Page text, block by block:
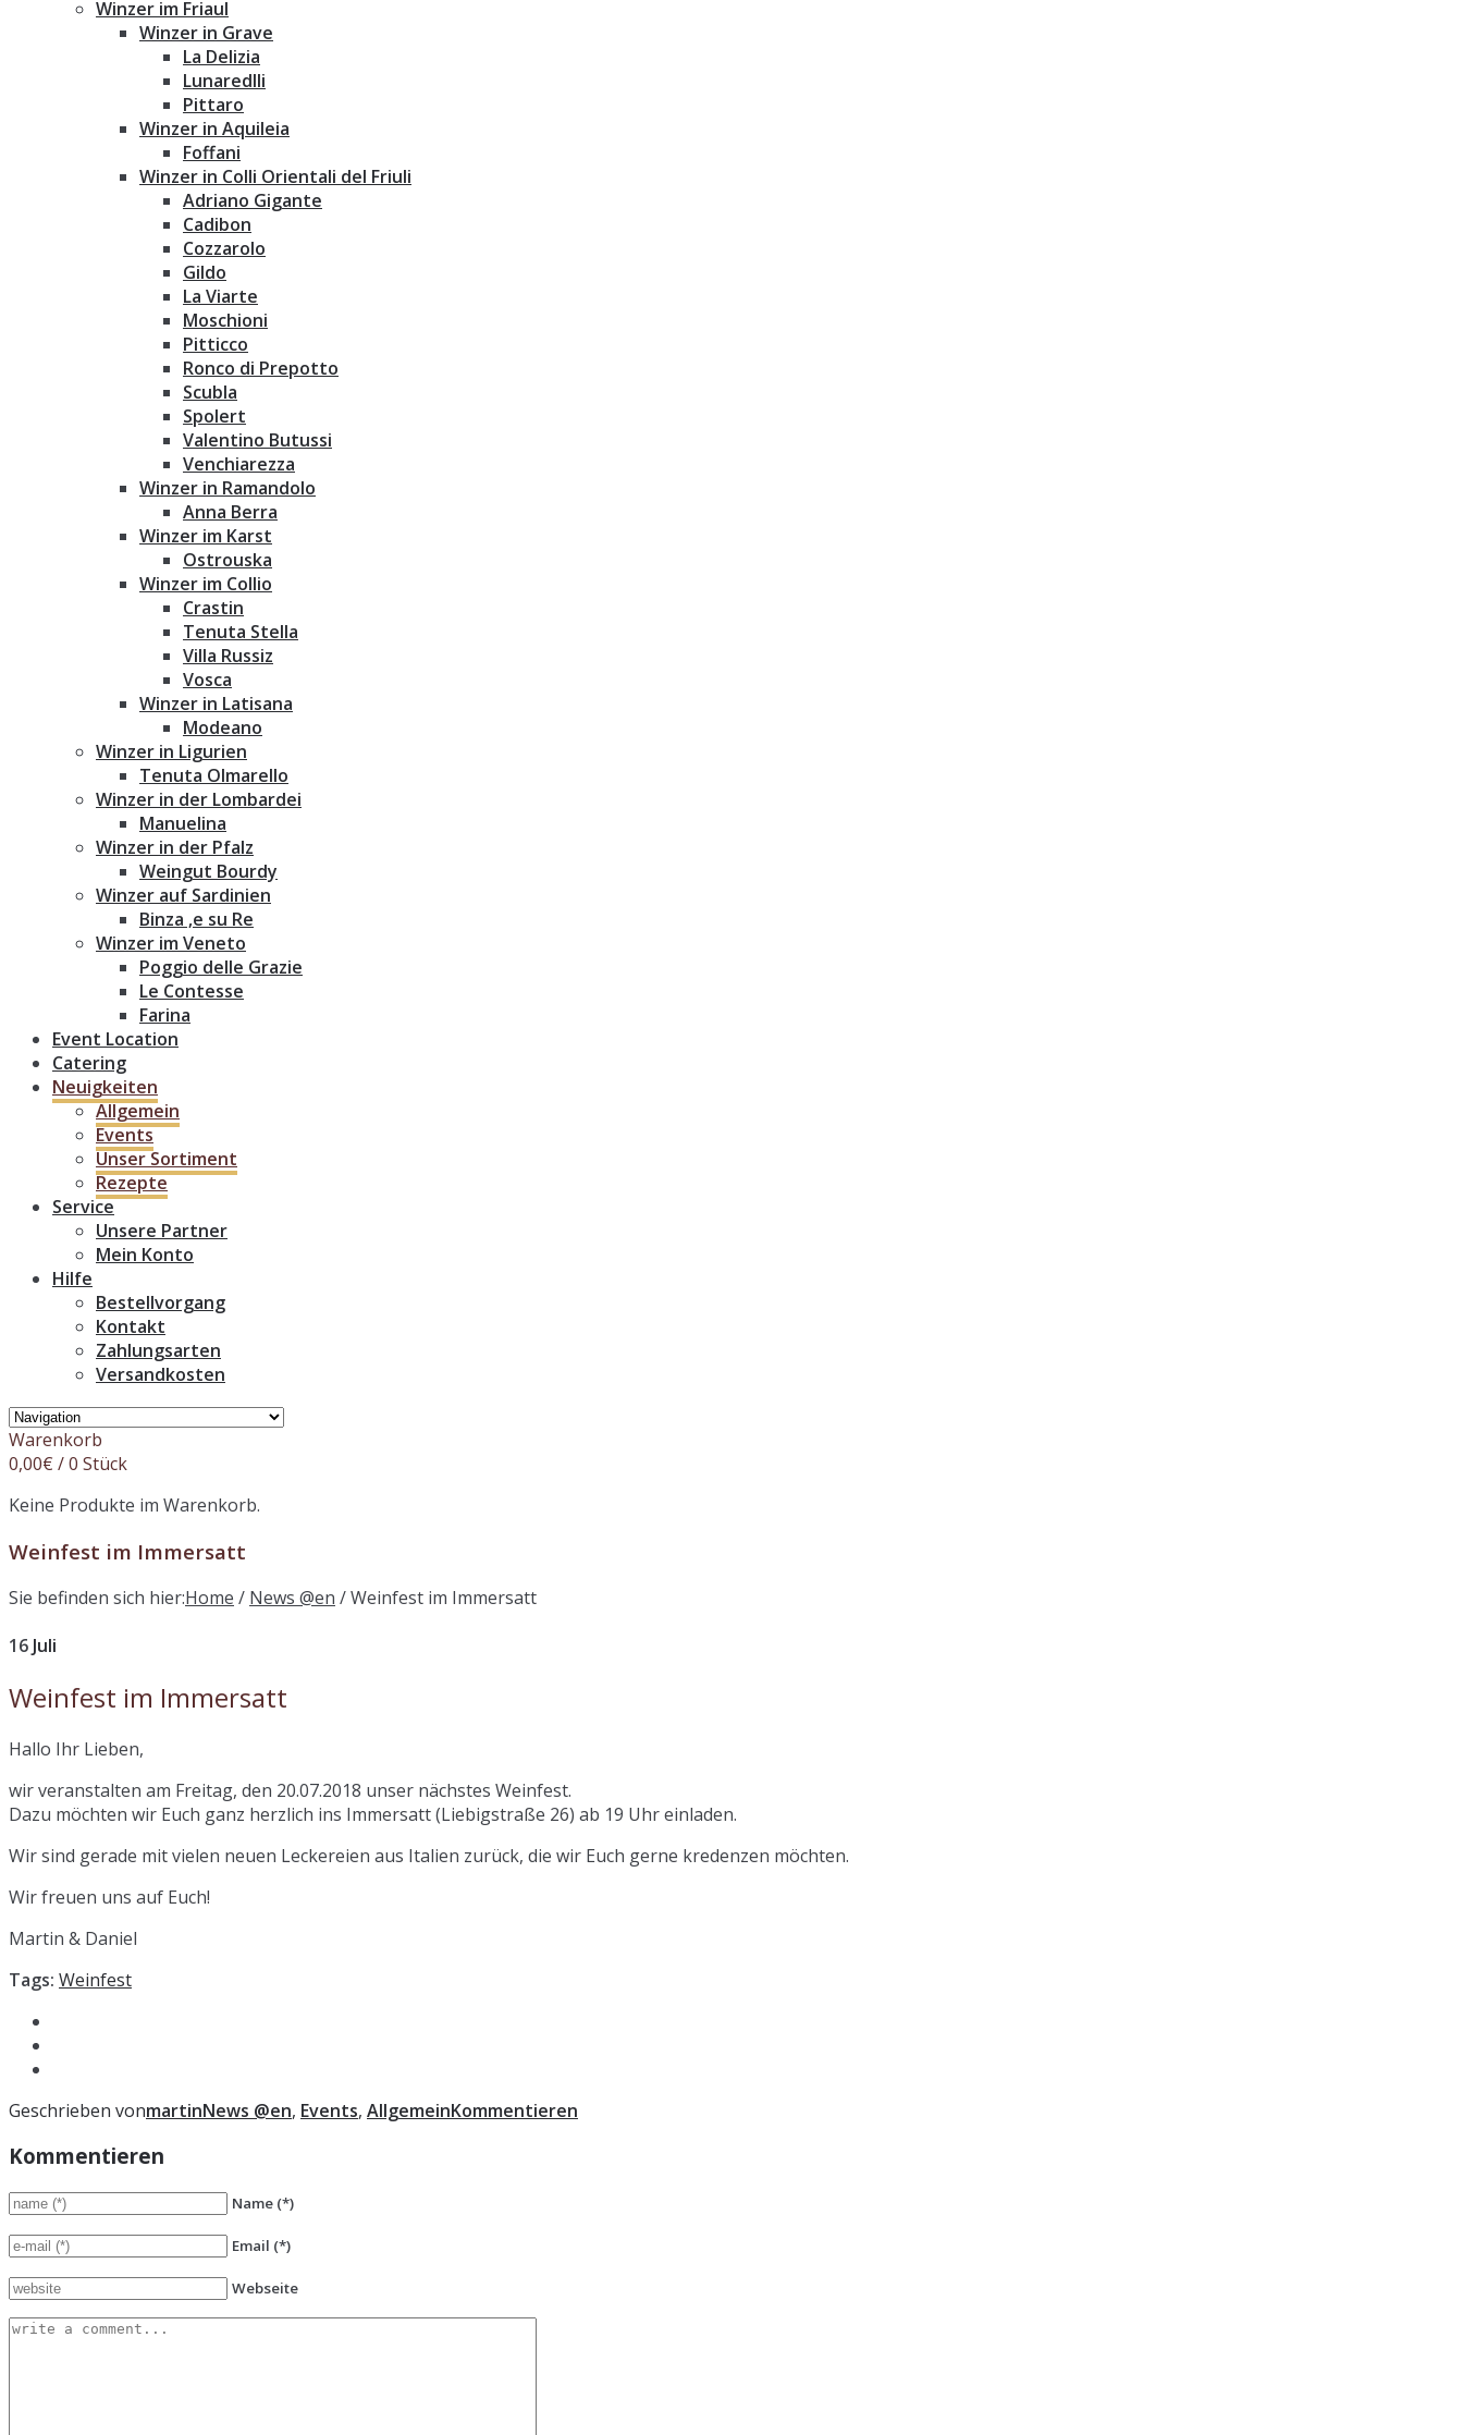
Winzer im Friaul
Winzer in Grave
La Delizia
Lunaredlli
Pittaro
Winzer in Aquileia
Foffani
Winzer in Colli Orientali del Friuli
Adriano Gigante
Cadibon
Cozzarolo
Gildo
La Viarte
Moschioni
Pitticco
Ronco di Prepotto
Scubla
Spolert
Valentino Butussi
Venchiarezza
Winzer in Ramandolo
Anna Berra
Winzer im Karst
Ostrouska
Winzer im Collio
Crastin
Tenuta Stella
Villa Russiz
Vosca
Winzer in Latisana
Modeano
Winzer in Ligurien
Tenuta Olmarello
Winzer in der Lombardei
Manuelina
Winzer in der Pfalz
Weingut Bourdy
Winzer auf Sardinien
Binza ‚e su Re
Winzer im Veneto
Poggio delle Grazie
Le Contesse
Farina
Event Location
Catering
Neuigkeiten
Allgemein
Events
Unser Sortiment
Rezepte
Service
Unsere Partner
Mein Konto
Hilfe
Bestellvorgang
Kontakt
Zahlungsarten
Versandkosten
Warenkorb
0,00€ / 0 Stück
Keine Produkte im Warenkorb.
Weinfest im Immersatt
Sie befinden sich hier:Home / News @en /Weinfest im Immersatt
16 Juli
Weinfest im Immersatt
Hallo Ihr Lieben,
wir veranstalten am Freitag, den 20.07.2018 unser nächstes Weinfest.
Dazu möchten wir Euch ganz herzlich ins Immersatt (Liebigstraße 26) ab 19 Uhr einladen.
Wir sind gerade mit vielen neuen Leckereien aus Italien zurück, die wir Euch gerne kredenzen möchten.
Wir freuen uns auf Euch!
Martin & Daniel
Tags: Weinfest
Geschrieben vonmartinNews @en, Events, AllgemeinKommentieren
Kommentieren
Name (*)
Email (*)
Webseite